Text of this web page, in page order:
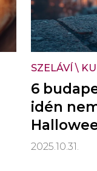
SZELÁVÍ \
6
idén
2025.10.31.